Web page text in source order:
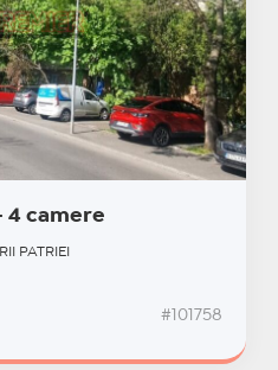
4 camere
PATRIEI
#101758